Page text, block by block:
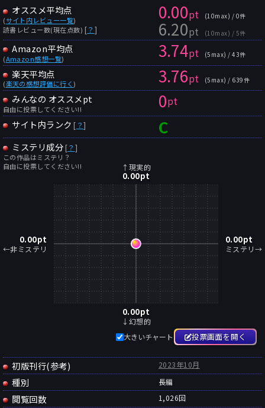
オススメ平均点
(サイト内レビュー一覧)
読書レビュー数(現在点数) [？ ]
0.00pt (10max) / 0件
6.20pt (10max) / 5件
Amazon平均点
(Amazon感想一覧) 3.74pt (5max) / 43件
楽天平均点
(楽天の感想評価に行く) 3.76pt (5max) / 639件
みんなの オススメpt
自由に投票してください!! 0pt
サイト内ランク [ ？] C
ミステリ成分 [？ ]
この作品はミステリ？
自由に投票してください!!
↑現実的
0.00pt
0.00pt
←非ミステリ
0.00pt
ミステリ→
0.00pt
↓幻想的
大きいチャート
投票画面を開く
初版刊行(参考) 2023年10月
種別 長編
閲覧回数 1,026回